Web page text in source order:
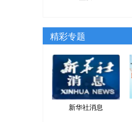
精彩专题
新华社消息